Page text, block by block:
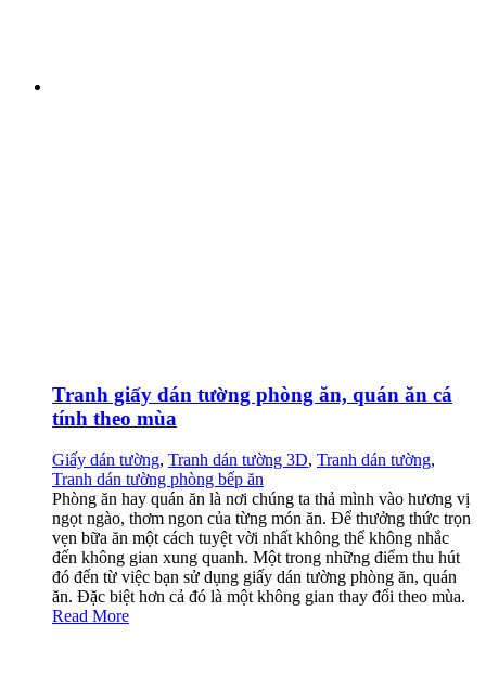
Tranh giấy dán tường phòng ăn, quán ăn cá
tính theo mùa
Giấy dán tường, Tranh dán tường 3D, Tranh dán tường,
Tranh dán tường phòng bếp ăn
Phòng ăn hay quán ăn là nơi chúng ta thả mình vào hương vị
ngọt ngào, thơm ngon của từng món ăn. Để thưởng thức trọn
vẹn bữa ăn một cách tuyệt vời nhất không thể không nhắc
đến không gian xung quanh. Một trong những điểm thu hút
đó đến từ việc bạn sử dụng giấy dán tường phòng ăn, quán
ăn. Đặc biệt hơn cả đó là một không gian thay đổi theo mùa.
Read More